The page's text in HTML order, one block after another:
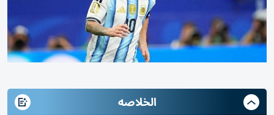
الخلاصه